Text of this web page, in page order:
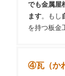
でも金属屋
ます。もし
を持つ板金
④瓦（か